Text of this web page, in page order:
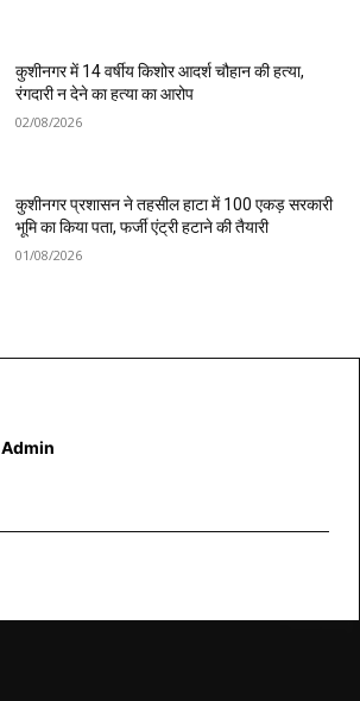
कुशीनगर में 14 वर्षीय किशोर आदर्श चौहान की हत्या,
रंगदारी न देने का हत्या का आरोप
02/08/2026
कुशीनगर प्रशासन ने तहसील हाटा में 100 एकड़ सरकारी
भूमि का किया पता, फर्जी एंट्री हटाने की तैयारी
01/08/2026
Admin